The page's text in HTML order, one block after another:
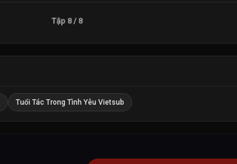
Tập 8 / 8
Tuổi Tác Trong Tình Yêu Vietsub